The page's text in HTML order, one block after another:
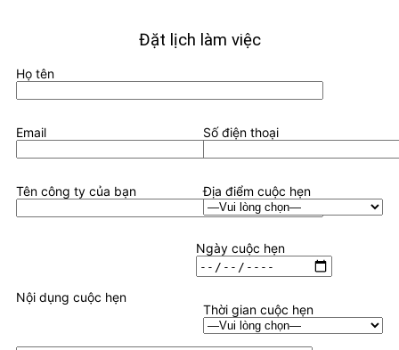
Đặt lịch làm việc
Họ tên
Email Số điện thoại
Tên công ty của bạn Địa điểm cuộc hẹn
Ngày cuộc hẹn
Thời gian cuộc hẹn
Nội dụng cuộc hẹn